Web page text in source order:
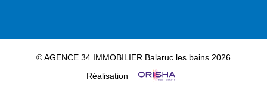
© AGENCE 34 IMMOBILIER Balaruc les bains 2026
Réalisation